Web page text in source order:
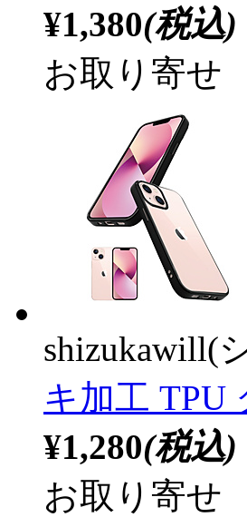
¥1,380(税込)
お取り寄せ
shizukawill(
キ加工 TPU
¥1,280(税込)
お取り寄せ